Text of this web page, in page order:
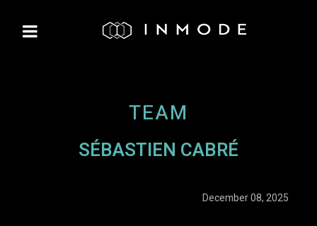
TEAM
SÉBASTIEN CABRÉ
December 08, 2025